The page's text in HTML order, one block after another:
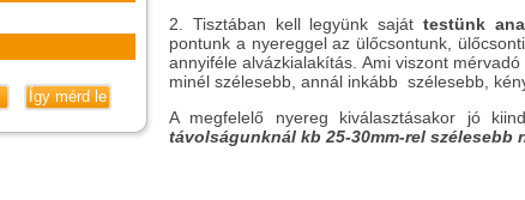
Így mérd le
2. Tisztában kell legyünk saját testünk
pontunk a nyereggel az ülőcsontunk,
annyiféle alvázkialakítás. Ami viszont
minél szélesebb, annál inkább szélesebb,
A megfelelő nyereg kiválasztásakor jó
távolságunknál kb 25-30mm-rel szélesebb